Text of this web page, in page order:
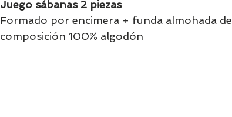
Juego sábanas 2 piezas
Formado por encimera + funda almohada de
composición 100% algodón